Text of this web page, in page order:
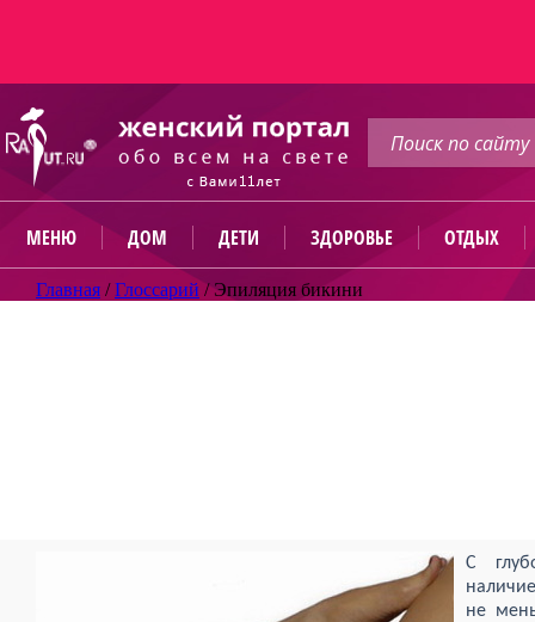
МЕНЮ ДОМ ДЕТИ ЗДОРОВЬЕ ОТДЫХ
Главная /Глоссарий /Эпиляция бикини
С
не